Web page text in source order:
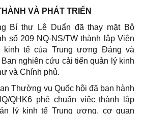
VÀ PHÁT TRIỂN
Bí thư Lê Duẩn đã thay mặt Bộ
số 209 NQ-NS/TW thành lập Viện
kinh tế của Trung ương Đảng và
nghiên cứu cải tiến quản lý kinh
và Chính phủ.
Thường vụ Quốc hội đã ban hành
QHK6 phê chuẩn việc thành lập
lý kinh tế Trung ương, cơ quan